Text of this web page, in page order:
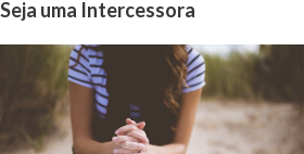
Seja uma Intercessora